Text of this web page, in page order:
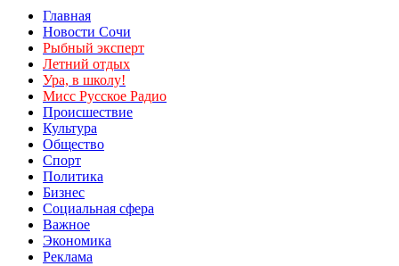
Главная
Новости Сочи
Рыбный эксперт
Летний отдых
Ура, в школу!
Мисс Русское Радио
Происшествие
Культура
Общество
Спорт
Политика
Бизнес
Социальная сфера
Важное
Экономика
Реклама